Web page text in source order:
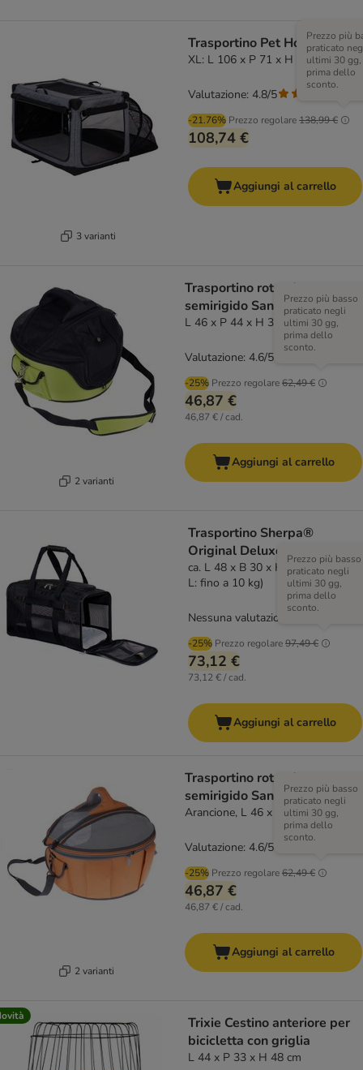
3 varianti
Trasportino Pet Home
XL: L 106 x P 71 x H 68,5 cm
-21.76% Prezzo regolare138,99 €
Prezzo più
praticato
ultimi 30 gg,
prima dello
sconto.
108,74 €
Valutazione: 4.8/5
Aggiungi al carrello
2 varianti
Trasportino rotondo
semirigido Sandy
L 46 x P 44 x H 35 cm
-25% Prezzo regolare62,49 €
Prezzo più basso
praticato negli
ultimi 30 gg,
prima dello
sconto.
46,87 €
46,87 € / cad.
Valutazione: 4.6/5
Aggiungi al carrello
Trasportino Sherpa®
Original Deluxe
ca. L 48 x B 30 x H 29 cm (taglia
L: fino a 10 kg)
-25% Prezzo regolare97,49 €
Prezzo più basso
praticato negli
ultimi 30 gg,
prima dello
sconto.
73,12 €
73,12 € / cad.
Nessuna valutazione
Aggiungi al carrello
2 varianti
Trasportino rotondo
semirigido Sandy
Arancione, L 46 x P 44 x H 35 cm
-25% Prezzo regolare62,49 €
Prezzo più basso
praticato negli
ultimi 30 gg,
prima dello
sconto.
46,87 €
46,87 € / cad.
Valutazione: 4.6/5
Aggiungi al carrello
Trixie Cestino anteriore per
bicicletta con griglia
L 44 x P 33 x H 48 cm